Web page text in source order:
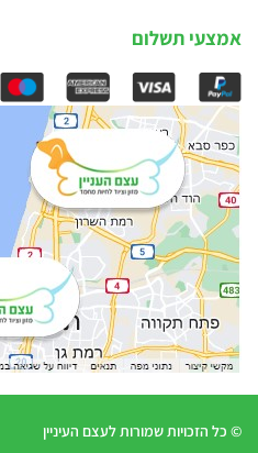
אמצעי תשלום
© כל הזכויות שמורות לעצם העיניין